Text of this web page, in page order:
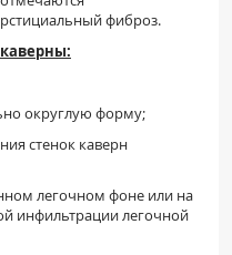
фиброз.
округлую форму;
стенок каверн
легочном фоне или на
инфильтрации легочной